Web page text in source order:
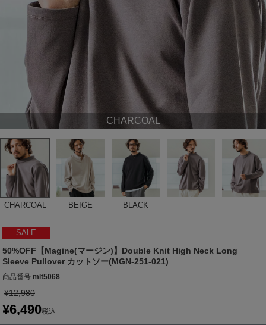
CHARCOAL
CHARCOAL BEIGE BLACK
SALE
50%OFF【Magine(マージン)】Double Knit High Neck Long
Sleeve Pullover カットソー(MGN-251-021)
商品番号 mlt5068
¥12,980
¥6,490税込